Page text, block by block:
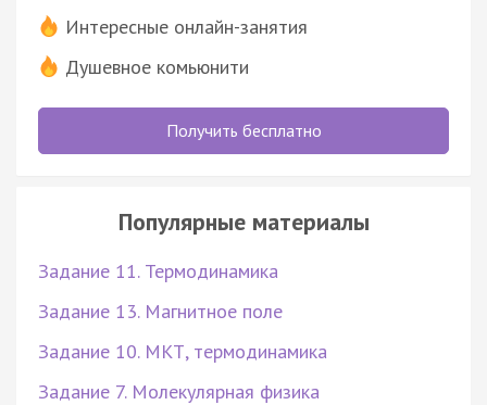
Интересные онлайн-занятия
Душевное комьюнити
Получить бесплатно
Популярные материалы
Задание 11. Термодинамика
Задание 13. Магнитное поле
Задание 10. МКТ, термодинамика
Задание 7. Молекулярная физика